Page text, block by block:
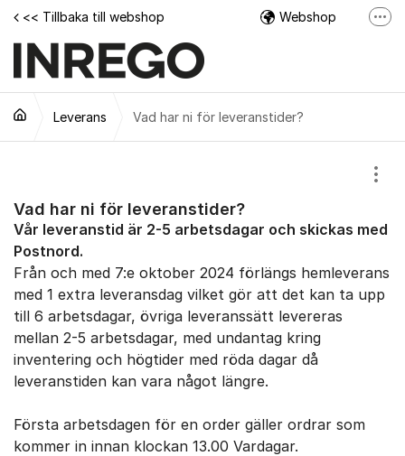
Hoppa till innehåll
<< Tillbaka till webshop Webshop
Tech Support Video
Leverans Vad har ni för leveranstider?
Vad har ni för leveranstider?
Vår leveranstid är 2-5 arbetsdagar och skickas med
Postnord.
Från och med 7:e oktober 2024 förlängs hemleverans
med 1 extra leveransdag vilket gör att det kan ta upp
till 6 arbetsdagar, övriga leveranssätt levereras
mellan 2-5 arbetsdagar, med undantag kring
inventering och högtider med röda dagar då
leveranstiden kan vara något längre.
Första arbetsdagen för en order gäller ordrar som
kommer in innan klockan 13.00 Vardagar.